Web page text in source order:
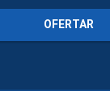
OFERTAR